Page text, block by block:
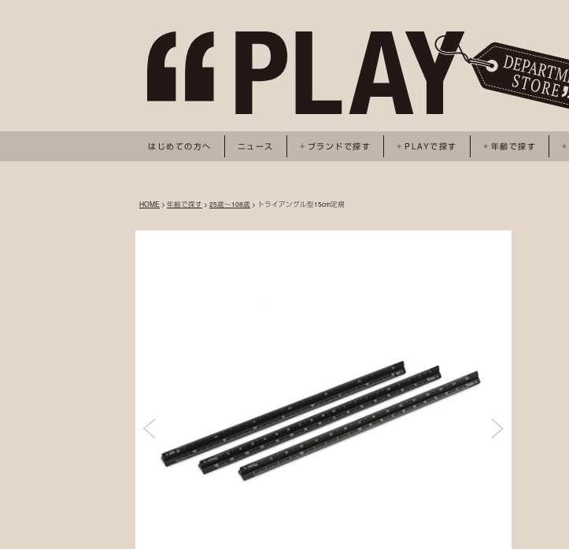
はじめての方へ ニュース ブランドで探す PLAYで探す 年齢で探す
HOME > 年齢で探す > 25歳～108歳 > トライアングル型15cm定規